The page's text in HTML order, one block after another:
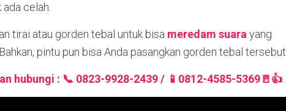
celah.
tirai atau gorden tebal untuk bisa meredam suara yang
pintu pun bisa Anda pasangkan gorden tebal tersebut.
hubungi : 📞 0823-9928-2439 / 📱0812-4585-5369🚪👍